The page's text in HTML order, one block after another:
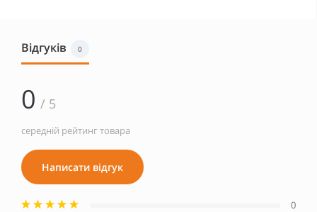
Відгуків 0
0 / 5
середній рейтинг товара
Написати відгук
0